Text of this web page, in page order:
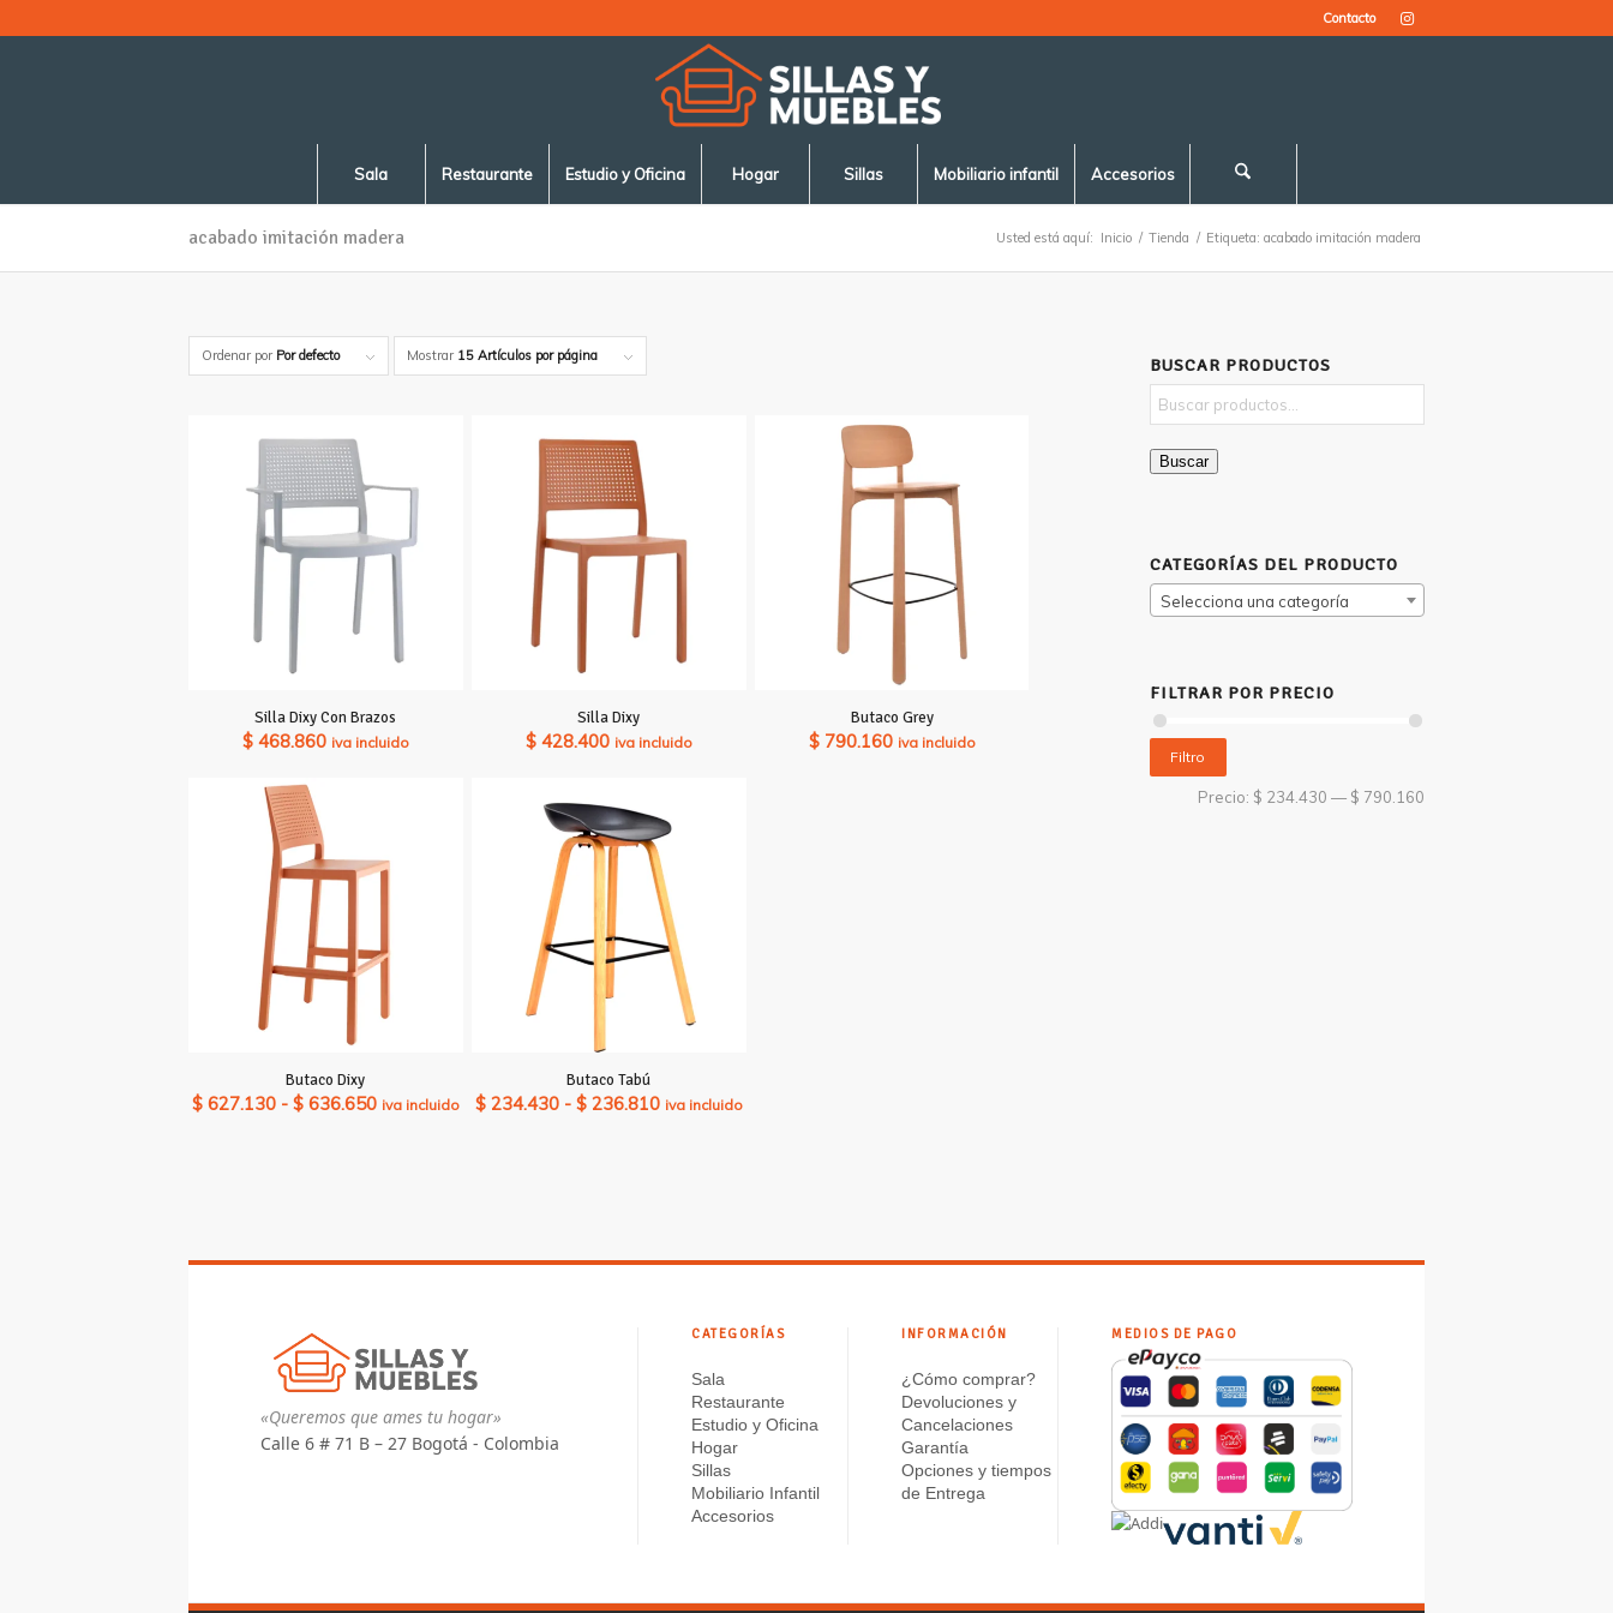
Contacto
Sala Restaurante Estudio y Oficina Hogar Sillas Mobiliario infantil Accesorios
acabado imitación madera Usted está aquí: Inicio / Tienda / Etiqueta: acabado imitación madera
Ordenar por Por defecto Mostrar 15 Artículos por página
Silla Dixy Con Brazos
$468.860 iva incluido
Silla Dixy
$428.400 iva incluido
Butaco Grey
$790.160 iva incluido
Butaco Dixy
$627.130 - $636.650Rango
iva incluido
Butaco Tabú
$234.430 - $236.810Rango
iva incluido
BUSCAR PRODUCTOS
Buscar
CATEGORÍAS DEL PRODUCTO
Selecciona una categoría
FILTRAR POR PRECIO
Filtro
Precio: $ 234.430 — $ 790.160
«Queremos que ames tu hogar»
Calle 6 # 71 B – 27 Bogotá - Colombia
CATEGORÍAS
Sala
Restaurante
Estudio y Oficina
Hogar
Sillas
Mobiliario Infantil
Accesorios
INFORMACIÓN
¿Cómo comprar?
Devoluciones y
Cancelaciones
Garantía
Opciones y tiempos
de Entrega
MEDIOS DE PAGO